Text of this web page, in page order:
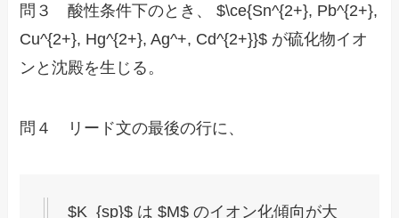
問３ 酸性条件下のとき、 $\ce{Sn^{2+}, Pb^{2+},
Cu^{2+}, Hg^{2+}, Ag^+, Cd^{2+}}$ が硫化物イオ
ンと沈殿を生じる。
問４ リード文の最後の行に、
$K_{sp}$ は $M$ のイオン化傾向が大